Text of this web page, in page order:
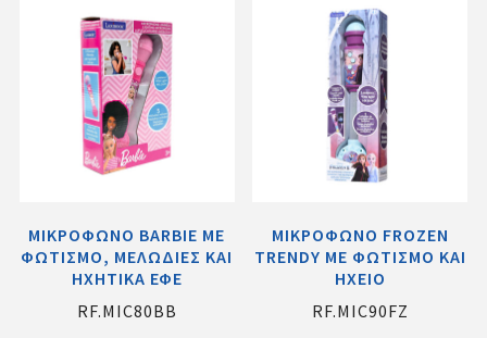
ΜΙΚΡΟΦΩΝΟ BARBIE ME
ΦΩΤΙΣΜΟ, ΜΕΛΩΔΙΕΣ ΚΑΙ
ΗΧΗΤΙΚΑ ΕΦΕ
RF.MIC80BB
ΜΙΚΡΟΦΩΝΟ FROZEN
TRENDY ME ΦΩΤΙΣΜΟ ΚΑΙ
ΗΧΕΙΟ
RF.MIC90FZ